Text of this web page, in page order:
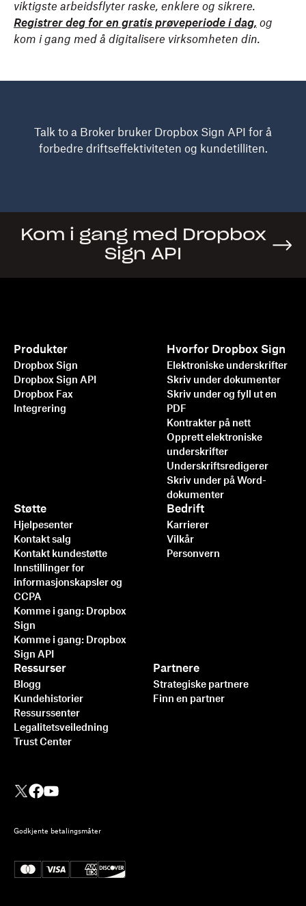
viktigste arbeidsflyter raske, enklere og sikrere.
Registrer deg for en gratis prøveperiode i dag, og
kom i gang med å digitalisere virksomheten din.
Talk to a Broker bruker Dropbox Sign API for å
forbedre driftseffektiviteten og kundetilliten.
Kom i gang med Dropbox
Sign API
Produkter
Dropbox Sign
Dropbox Sign API
Dropbox Fax
Integrering
Hvorfor Dropbox Sign
Elektroniske underskrifter
Skriv under dokumenter
Skriv under og fyll ut en
PDF
Kontrakter på nett
Opprett elektroniske
underskrifter
Underskriftsredigerer
Skriv under på Word-
dokumenter
Støtte
Hjelpesenter
Kontakt salg
Kontakt kundestøtte
Innstillinger for
informasjonskapsler og
CCPA
Komme i gang: Dropbox
Sign
Komme i gang: Dropbox
Sign API
Ressurser
Blogg
Kundehistorier
Ressurssenter
Legalitetsveiledning
Trust Center
Partnere
Strategiske partnere
Finn en partner
Bedrift
Karrierer
Vilkår
Personvern
Godkjente betalingsmåter